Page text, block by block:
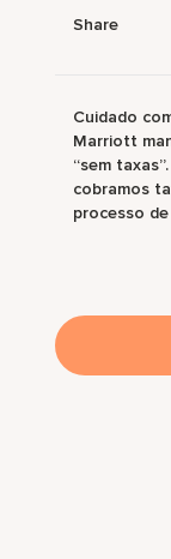
Share
Cuidado
Marriott
“sem
cobramos
processo